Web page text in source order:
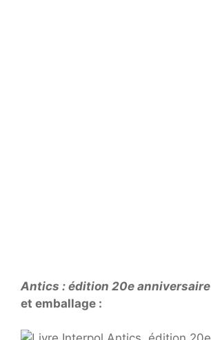
Antics : édition 20e anniversaire
et emballage :